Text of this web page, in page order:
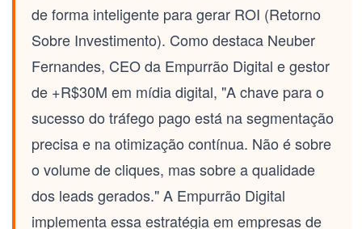
de forma inteligente para gerar ROI (Retorno
Sobre Investimento). Como destaca Neuber
Fernandes, CEO da Empurrão Digital e gestor
de +R$30M em mídia digital, "A chave para o
sucesso do tráfego pago está na segmentação
precisa e na otimização contínua. Não é sobre
o volume de cliques, mas sobre a qualidade
dos leads gerados." A Empurrão Digital
implementa essa estratégia em empresas de